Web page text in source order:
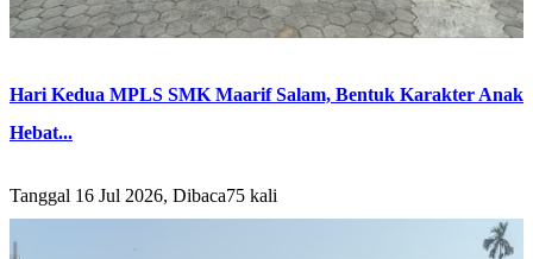
Hari Kedua MPLS SMK Maarif Salam, Bentuk Karakter Anak
Hebat...
Tanggal 16 Jul 2026, Dibaca75 kali